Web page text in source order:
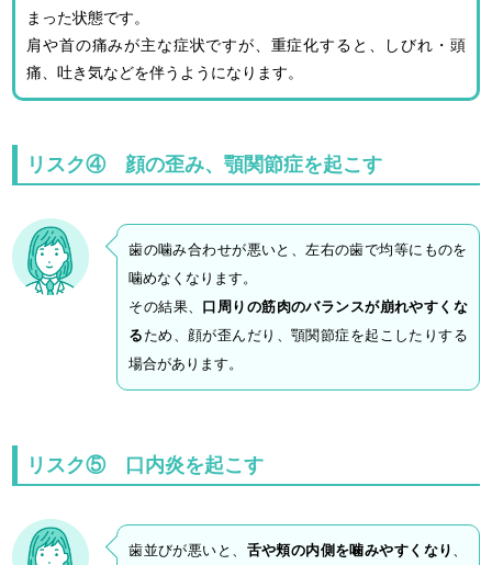
まった状態です。
肩や首の痛みが主な症状ですが、重症化すると、しびれ・頭
痛、吐き気などを伴うようになります。
リスク④ 顔の歪み、顎関節症を起こす
歯の噛み合わせが悪いと、左右の歯で均等にものを
噛めなくなります。
その結果、 口周りの筋肉のバランスが崩れやすくな
る ため、顔が歪んだり、顎関節症を起こしたりする
場合があります。
リスク⑤ 口内炎を起こす
歯並びが悪いと、 舌や頬の内側を噛みやすくなり